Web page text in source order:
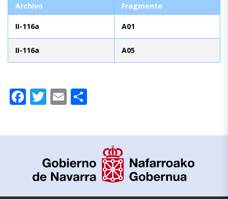
Archivo Fragmento
II-116a A01
II-116a A05
Facebook
Twitter
Email